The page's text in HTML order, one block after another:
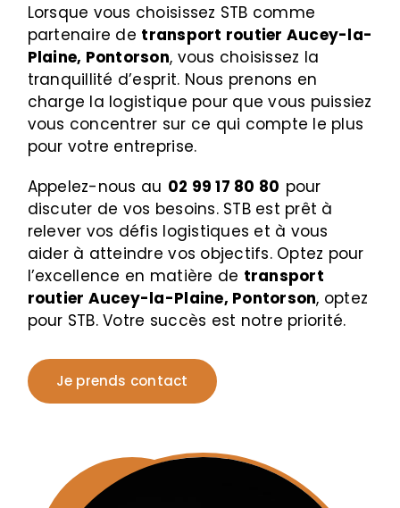
Lorsque vous choisissez STB comme
partenaire de transport routier Aucey-la-
Plaine, Pontorson, vous choisissez la
tranquillité d’esprit. Nous prenons en
charge la logistique pour que vous puissiez
vous concentrer sur ce qui compte le plus
pour votre entreprise.
Appelez-nous au 02 99 17 80 80 pour
discuter de vos besoins. STB est prêt à
relever vos défis logistiques et à vous
aider à atteindre vos objectifs. Optez pour
l’excellence en matière de transport
routier Aucey-la-Plaine, Pontorson, optez
pour STB. Votre succès est notre priorité.
Je prends contact